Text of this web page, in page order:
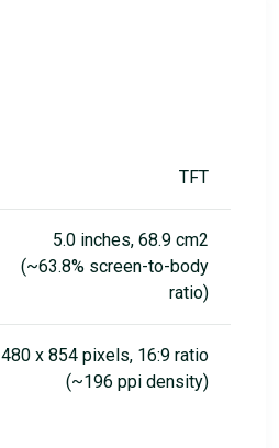
TFT
5.0 inches, 68.9 cm2
(~63.8% screen-to-body
ratio)
480 x 854 pixels, 16:9 ratio
(~196 ppi density)